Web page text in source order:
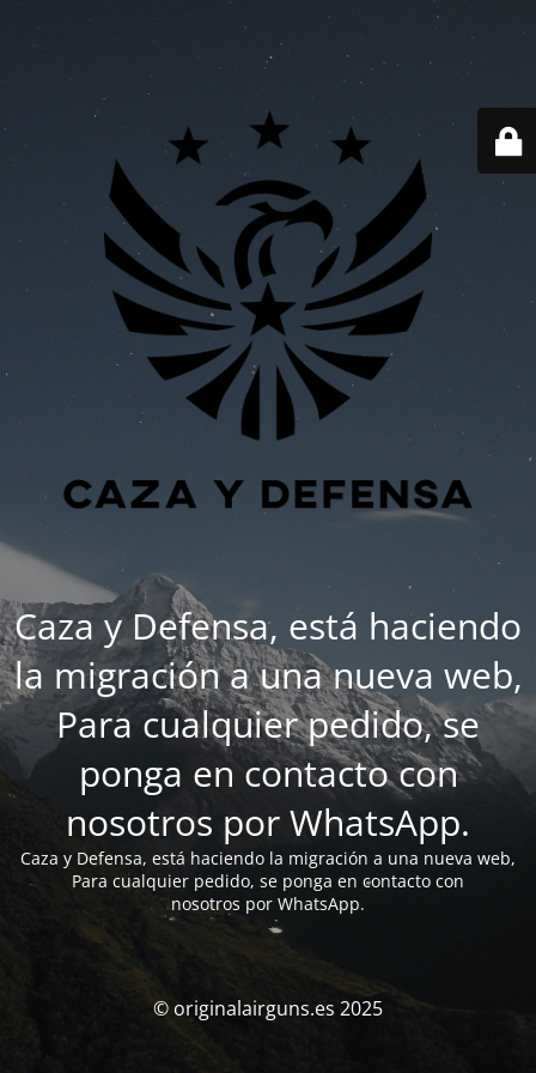
Caza y Defensa, está haciendo
la migración a una nueva web,
Para cualquier pedido, se
ponga en contacto con
nosotros por WhatsApp.
Caza y Defensa, está haciendo la migración a una nueva web,
Para cualquier pedido, se ponga en contacto con
nosotros por WhatsApp.
© originalairguns.es 2025